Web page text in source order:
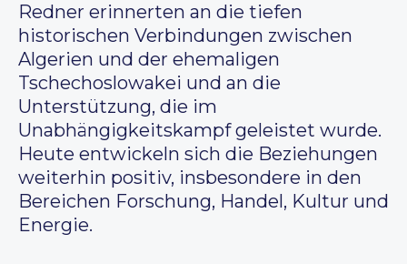
Redner erinnerten an die tiefen
historischen Verbindungen zwischen
Algerien und der ehemaligen
Tschechoslowakei und an die
Unterstützung, die im
Unabhängigkeitskampf geleistet wurde.
Heute entwickeln sich die Beziehungen
weiterhin positiv, insbesondere in den
Bereichen Forschung, Handel, Kultur und
Energie.